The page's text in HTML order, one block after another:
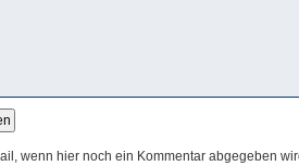
wenn hier noch ein Kommentar abgegeben